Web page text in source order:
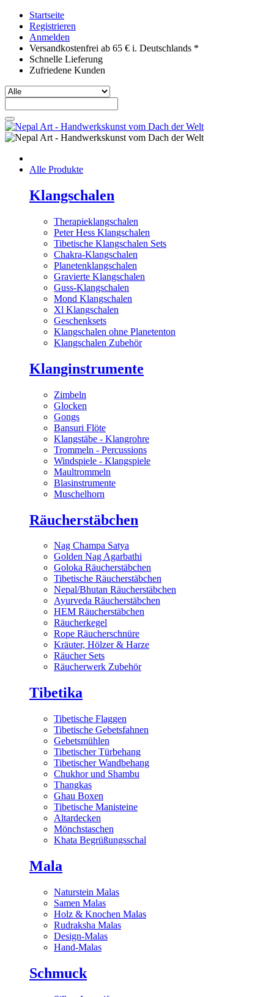
Startseite
Registrieren
Anmelden
Versandkostenfrei ab 65 € i. Deutschlands *
Schnelle Lieferung
Zufriedene Kunden
Alle Produkte
Klangschalen
Therapieklangschalen
Peter Hess Klangschalen
Tibetische Klangschalen Sets
Chakra-Klangschalen
Planetenklangschalen
Gravierte Klangschalen
Guss-Klangschalen
Mond Klangschalen
Xl Klangschalen
Geschenksets
Klangschalen ohne Planetenton
Klangschalen Zubehör
Klanginstrumente
Zimbeln
Glocken
Gongs
Bansuri Flöte
Klangstäbe - Klangrohre
Trommeln - Percussions
Windspiele - Klangspiele
Maultrommeln
Blasinstrumente
Muschelhorn
Räucherstäbchen
Nag Champa Satya
Golden Nag Agarbathi
Goloka Räucherstäbchen
Tibetische Räucherstäbchen
Nepal/Bhutan Räucherstäbchen
Ayurveda Räucherstäbchen
HEM Räucherstäbchen
Räucherkegel
Rope Räucherschnüre
Kräuter, Hölzer & Harze
Räucher Sets
Räucherwerk Zubehör
Tibetika
Tibetische Flaggen
Tibetische Gebetsfahnen
Gebetsmühlen
Tibetischer Türbehang
Tibetischer Wandbehang
Chukhor und Shambu
Thangkas
Ghau Boxen
Tibetische Manisteine
Altardecken
Mönchstaschen
Khata Begrüßungsschal
Mala
Naturstein Malas
Samen Malas
Holz & Knochen Malas
Rudraksha Malas
Design-Malas
Hand-Malas
Schmuck